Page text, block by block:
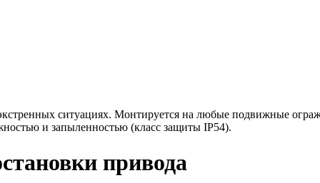
ситуациях. Монтируется на любые подвижные
и запыленностью (класс защиты IP54).
привода